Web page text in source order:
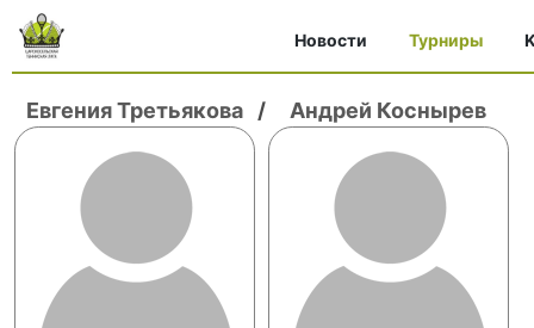
Новости Турниры
Евгения Третьякова / Андрей Коснырев